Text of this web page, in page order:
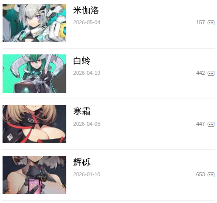
米伽洛
2026-05-04 157
白蛉
2026-04-19 442
寒霜
2026-04-05 447
辉砾
2026-01-10 653